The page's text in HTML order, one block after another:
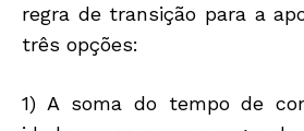
regra de transição para a
três opções:
1) A soma do tempo de